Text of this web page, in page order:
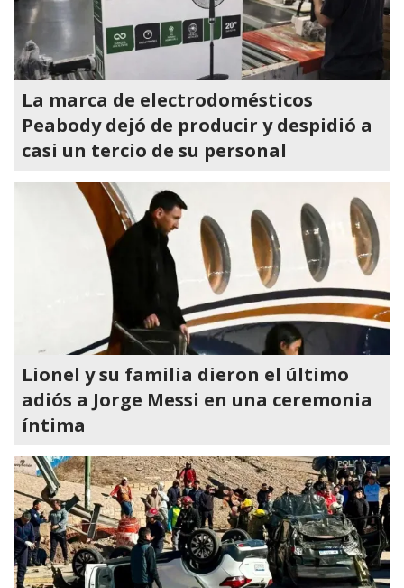
La marca de electrodomésticos
Peabody dejó de producir y despidió a
casi un tercio de su personal
Lionel y su familia dieron el último
adiós a Jorge Messi en una ceremonia
íntima